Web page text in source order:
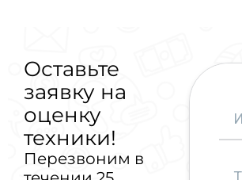
Оставьте
заявку на
оценку
техники!
Перезвоним в